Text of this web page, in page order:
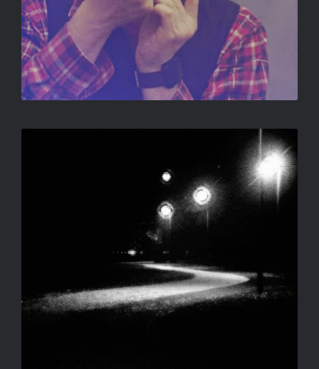
ÚT – ÉDESANYÁMNAK
SALLAY GERGELY